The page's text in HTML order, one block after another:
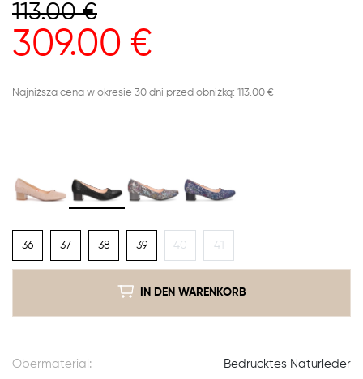
113.00€
309.00 €
Najniższa cena w okresie 30 dni przed obniżką: 113.00 €
36 37 38 39 40 41
IN DEN WARENKORB
Obermaterial: Bedrucktes Naturleder